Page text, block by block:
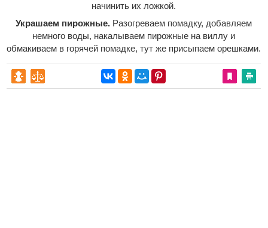
начинить их ложкой.
Украшаем пирожные. Разогреваем помадку, добавляем
немного воды, накалываем пирожные на виллу и
обмакиваем в горячей помадке, тут же присыпаем орешками.